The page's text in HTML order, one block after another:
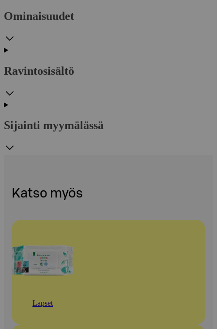
Ominaisuudet
Ravintosisältö
Sijainti myymälässä
Katso myös
Lapset